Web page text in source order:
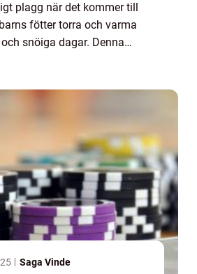
plagg när det kommer till
fötter torra och varma
snöiga dagar. Denna
Saga Vinde